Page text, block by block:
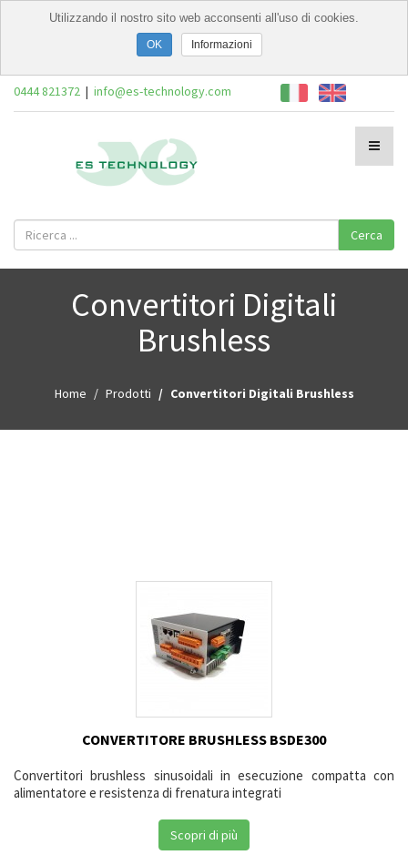
0444 821372 | info@es-technology.com
Cerca
Convertitori Digitali
Brushless
Home Prodotti Convertitori Digitali Brushless
CONVERTITORE BRUSHLESS BSDE300
Convertitori brushless sinusoidali in esecuzione compatta con
alimentatore e resistenza di frenatura integrati
Scopri di più
Utilizzando il nostro sito web acconsenti all'uso di cookies.
Informazioni